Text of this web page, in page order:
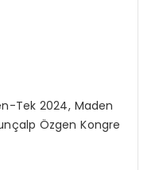
Tek 2024, Maden
Özgen Kongre